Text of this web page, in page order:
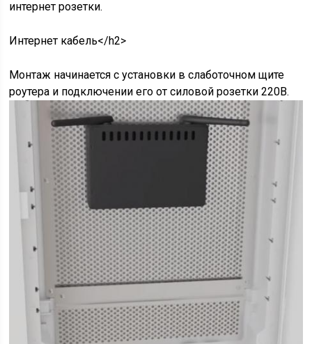
интернет розетки.
Интернет кабель</h2>
Монтаж начинается с установки в слаботочном щите
роутера и подключении его от силовой розетки 220В.